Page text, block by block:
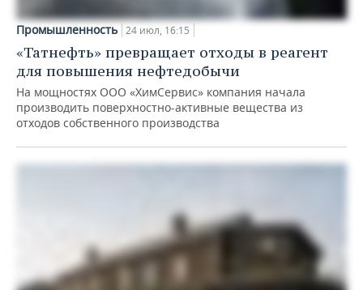
Промышленность 24 июл, 16:15
«Татнефть» превращает отходы в реагент
для повышения нефтедобычи
На мощностях ООО «ХимСервис» компания начала
производить поверхностно-активные вещества из
отходов собственного производства